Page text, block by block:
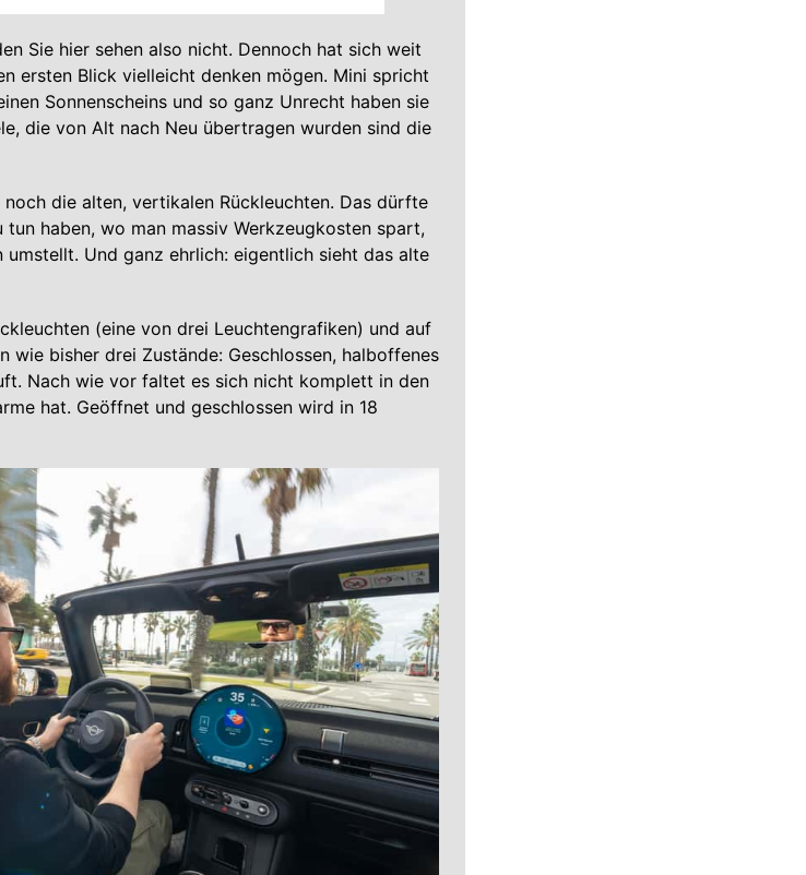
Sie hier sehen also nicht. Dennoch hat sich weit
ersten Blick vielleicht denken mögen. Mini spricht
Sonnenscheins und so ganz Unrecht haben sie
die von Alt nach Neu übertragen wurden sind die
noch die alten, vertikalen Rückleuchten. Das dürfte
haben, wo man massiv Werkzeugkosten spart,
umstellt. Und ganz ehrlich: eigentlich sieht das alte
(eine von drei Leuchtengrafiken) und auf
wie bisher drei Zustände: Geschlossen, halboffenes
Nach wie vor faltet es sich nicht komplett in den
hat. Geöffnet und geschlossen wird in 18